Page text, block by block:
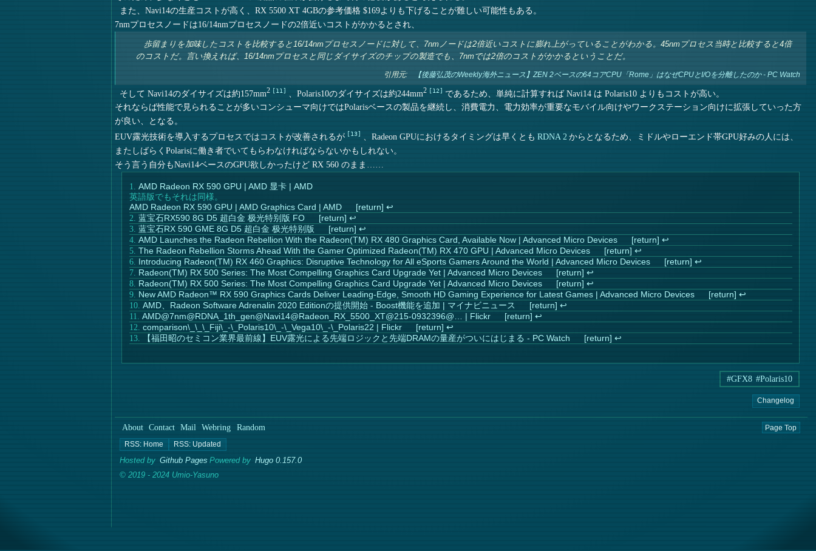
また、Navi14の生産コストが高く、RX 5500 XT 4GBの参考価格 $169よりも下げることが難しい可能性もある。
7nmプロセスノードは16/14nmプロセスノードの2倍近いコストがかかるとされ、
歩留まりを加味したコストを比較すると16/14nmプロセスノードに対して、7nmノードは2倍近いコストに膨れ上がっていることがわかる。45nmプロセス当時と比較すると4倍
のコストだ。言い換えれば、16/14nmプロセスと同じダイサイズのチップの製造でも、7nmでは2倍のコストがかかるということだ。
引用元: 【後藤弘茂のWeekly海外ニュース】ZEN 2ベースの64コアCPU「Rome」はなぜCPUとI/Oを分離したのか - PC Watch
そして Navi14のダイサイズは約157mm2 11 、Polaris10のダイサイズは約244mm2 12
であるため、単純に計算すれば Navi14 は Polaris10 よりもコストが高い。
それならば性能で見られることが多いコンシューマ向けではPolarisベースの製品を継続し、消費電力、電力効率が重要なモバイル向けやワークステーション向けに拡張していった方
が良い、となる。
EUV露光技術を導入するプロセスではコストが改善されるが
13 、Radeon GPUにおけるタイミングは早くとも RDNA 2からとなるため、ミドルやローエンド帯GPU好みの人には、
またしばらくPolarisに働き者でいてもらわなければならないかもしれない。
そう言う自分もNavi14ベースのGPU欲しかったけど RX 560 のまま……
AMD Radeon RX 590 GPU | AMD 显卡 | AMD
英語版でもそれは同様。
AMD Radeon RX 590 GPU | AMD Graphics Card | AMD
↩︎
蓝宝石RX590 8G D5 超白金 极光特别版 FO
↩︎
蓝宝石RX 590 GME 8G D5 超白金 极光特别版
↩︎
AMD Launches the Radeon Rebellion With the Radeon(TM) RX 480 Graphics Card, Available Now | Advanced Micro Devices
↩︎
The Radeon Rebellion Storms Ahead With the Gamer Optimized Radeon(TM) RX 470 GPU | Advanced Micro Devices
↩︎
Introducing Radeon(TM) RX 460 Graphics: Disruptive Technology for All eSports Gamers Around the World | Advanced Micro Devices
↩︎
Radeon(TM) RX 500 Series: The Most Compelling Graphics Card Upgrade Yet | Advanced Micro Devices
↩︎
Radeon(TM) RX 500 Series: The Most Compelling Graphics Card Upgrade Yet | Advanced Micro Devices
↩︎
New AMD Radeon™ RX 590 Graphics Cards Deliver Leading-Edge, Smooth HD Gaming Experience for Latest Games | Advanced Micro Devices
↩︎
AMD、Radeon Software Adrenalin 2020 Editionの提供開始 - Boost機能を追加 | マイナビニュース
↩︎
AMD@7nm@RDNA_1th_gen@Navi14@Radeon_RX_5500_XT@215-0932396@… | Flickr
↩︎
comparison\_\_\_Fiji\_-\_Polaris10\_-\_Vega10\_-\_Polaris22 | Flickr
↩︎
【福田昭のセミコン業界最前線】EUV露光による先端ロジックと先端DRAMの量産がついにはじまる - PC Watch
↩︎
#GFX8 #Polaris10
Changelog
About Contact Mail Webring Random Page Top
Hosted by Github Pages Powered by Hugo 0.157.0
© 2019 - 2024 Umio-Yasuno